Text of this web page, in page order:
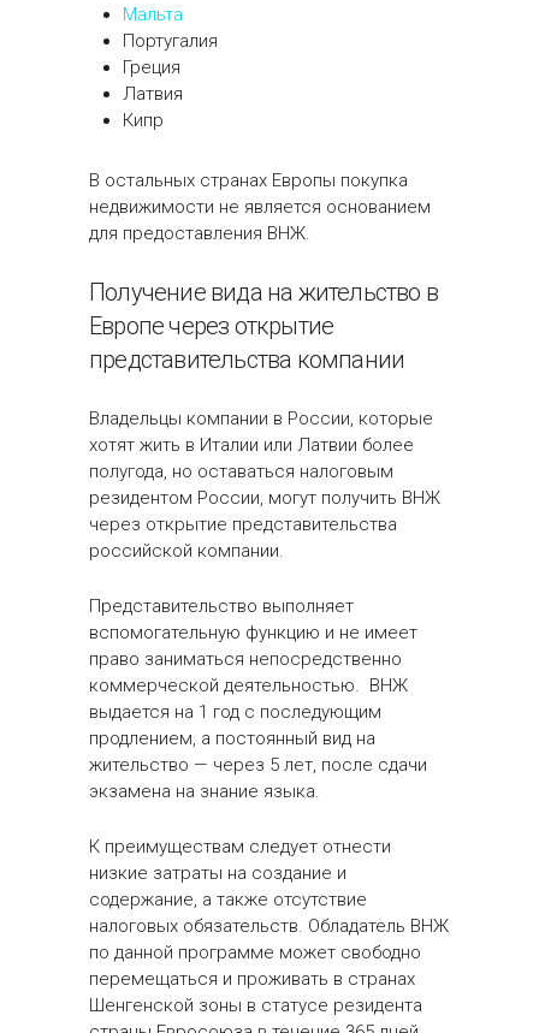
Мальта
Португалия
Греция
Латвия
Кипр
В остальных странах Европы покупка
недвижимости не является основанием
для предоставления ВНЖ.
Получение вида на жительство в
Европе через открытие
представительства компании
Владельцы компании в России, которые
хотят жить в Италии или Латвии более
полугода, но оставаться налоговым
резидентом России, могут получить ВНЖ
через открытие представительства
российской компании.
Представительство выполняет
вспомогательную функцию и не имеет
право заниматься непосредственно
коммерческой деятельностью. ВНЖ
выдается на 1 год с последующим
продлением, а постоянный вид на
жительство — через 5 лет, после сдачи
экзамена на знание языка.
К преимуществам следует отнести
низкие затраты на создание и
содержание, а также отсутствие
налоговых обязательств. Обладатель ВНЖ
по данной программе может свободно
перемещаться и проживать в странах
Шенгенской зоны в статусе резидента